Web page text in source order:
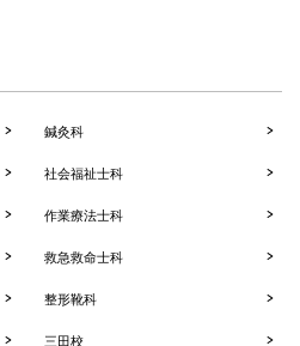
鍼灸科
社会福祉士科
作業療法士科
救急救命士科
整形靴科
三田校